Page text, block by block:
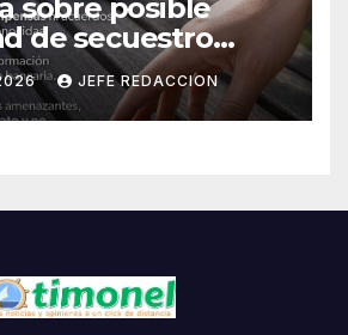
sobre posible
de secuestro
JEFE REDACCION